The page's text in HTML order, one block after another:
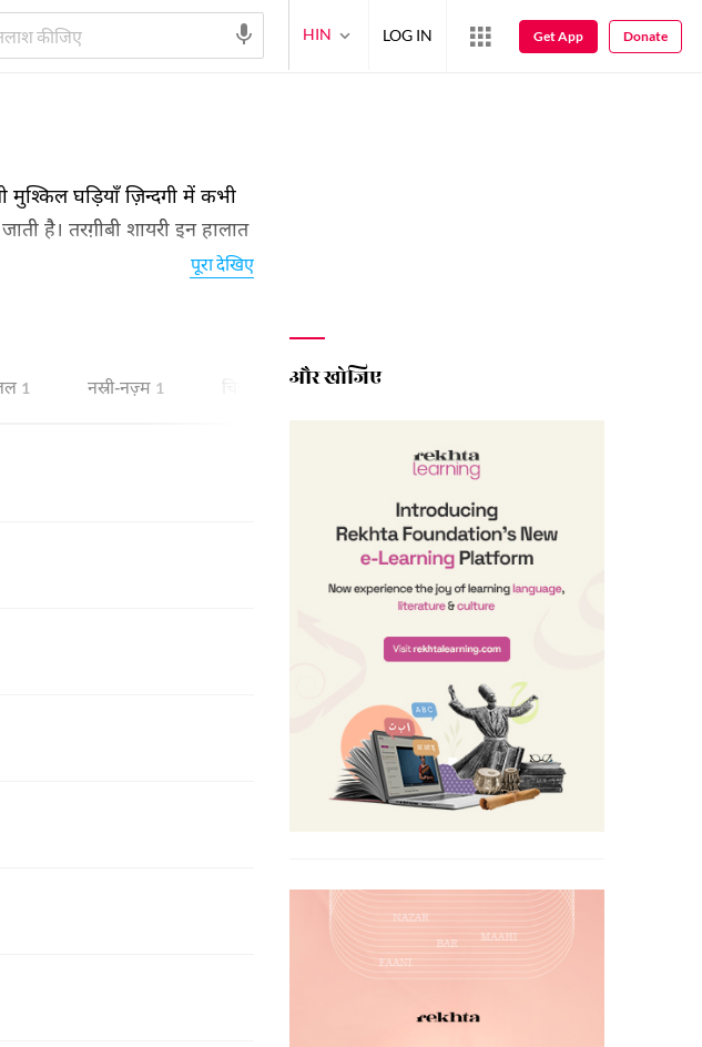
मुश्किल घड़ियाँ ज़िन्दगी में कभी
है। तरग़ीबी शायरी इन हालात
पूरा देखिए
1 नस्री-नज़्म 1 चित्र/छाया शायरी 67
और खोजिए
HIN LOG IN Get App Donate